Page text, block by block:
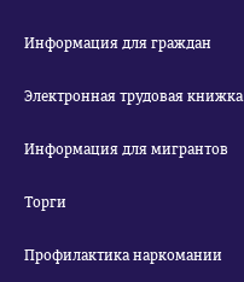
Информация для граждан
Электронная трудовая книжка
Информация для мигрантов
Торги
Профилактика наркомании